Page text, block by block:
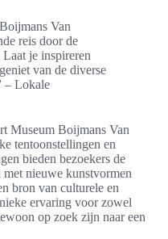
Van
reis door de
je inspireren
van de diverse
– Lokale
Museum Boijmans Van
tentoonstellingen en
bieden bezoekers de
nieuwe kunstvormen
bron van culturele en
ervaring voor zowel
op zoek zijn naar een